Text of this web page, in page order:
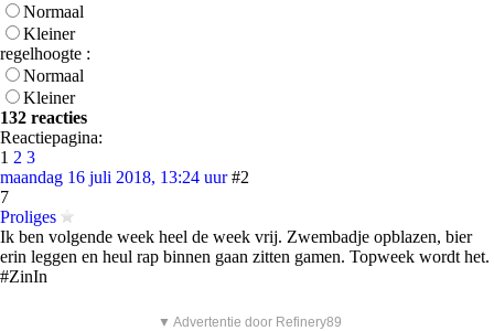
Normaal
Kleiner
regelhoogte :
Normaal
Kleiner
132 reacties
Reactiepagina:
1 2 3
maandag 16 juli 2018, 13:24 uur #2
7
Proliges
Ik ben volgende week heel de week vrij. Zwembadje opblazen, bier
erin leggen en heul rap binnen gaan zitten gamen. Topweek wordt het.
#ZinIn
▼ Advertentie door Refinery89